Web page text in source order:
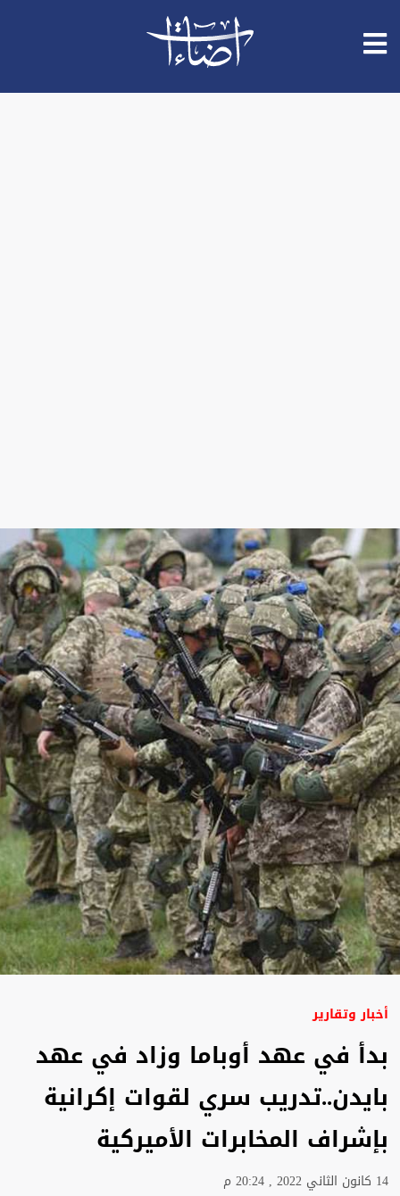
أخبار وتقارير
بدأ في عهد أوباما وزاد في عهد
بايدن..تدريب سري لقوات إكرانية
بإشراف المخابرات الأميركية
14 كانون الثاني 2022 , 20:24 م